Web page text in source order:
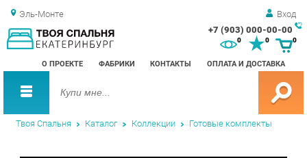
Эль-Монте Вход
+7 (903) 000-00-00
О ПРОЕКТЕ ФАБРИКИ КОНТАКТЫ ОПЛАТА И ДОСТАВКА
0 0
Твоя Спальня Каталог Коллекции Готовые комплекты